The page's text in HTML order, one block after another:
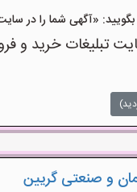
«آگهی شما را در سایت «نت
خرید و
و صنعتی گریین